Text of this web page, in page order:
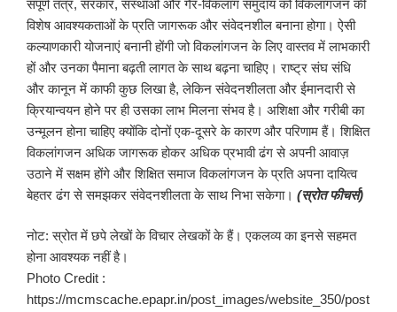
संपूर्ण तंत्र, सरकार, संस्थाओं और गैर-विकलांग समुदाय को विकलांगजन की
विशेष आवश्यकताओं के प्रति जागरूक और संवेदनशील बनाना होगा। ऐसी
कल्याणकारी योजनाएं बनानी होंगी जो विकलांगजन के लिए वास्तव में लाभकारी
हों और उनका पैमाना बढ़ती लागत के साथ बढ़ना चाहिए। राष्ट्र संघ संधि
और कानून में काफी कुछ लिखा है, लेकिन संवेदनशीलता और ईमानदारी से
क्रियान्वयन होने पर ही उसका लाभ मिलना संभव है। अशिक्षा और गरीबी का
उन्मूलन होना चाहिए क्योंकि दोनों एक-दूसरे के कारण और परिणाम हैं। शिक्षित
विकलांगजन अधिक जागरूक होकर अधिक प्रभावी ढंग से अपनी आवाज़
उठाने में सक्षम होंगे और शिक्षित समाज विकलांगजन के प्रति अपना दायित्व
बेहतर ढंग से समझकर संवेदनशीलता के साथ निभा सकेगा। (स्रोत फीचर्स)
नोट: स्रोत में छपे लेखों के विचार लेखकों के हैं। एकलव्य का इनसे सहमत
होना आवश्यक नहीं है।
Photo Credit :
https://mcmscache.epapr.in/post_images/website_350/post